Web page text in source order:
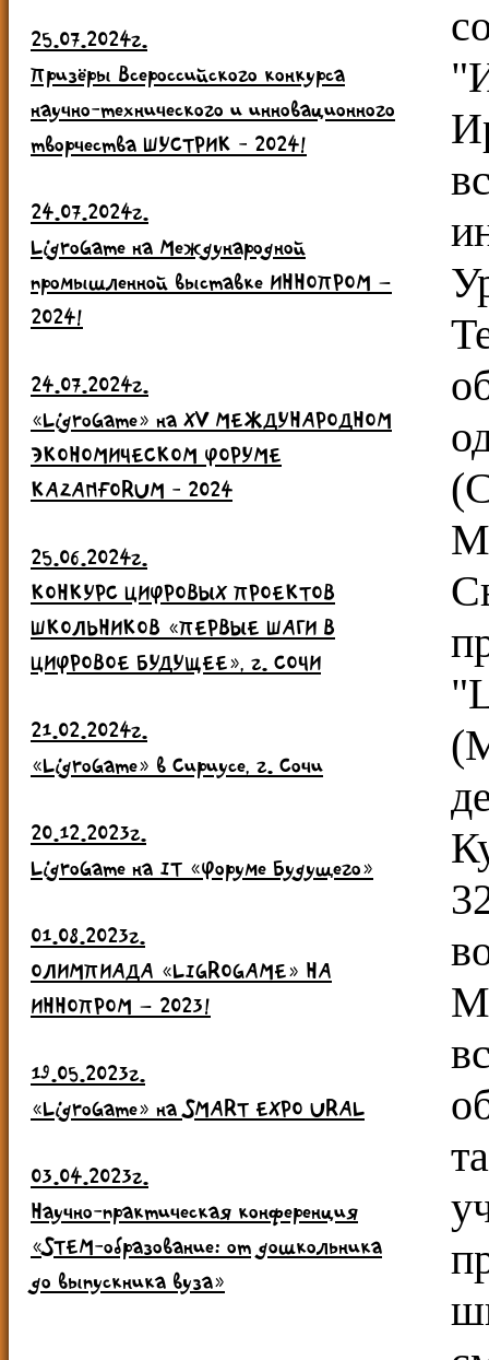
25.07.2024г.
Призёры Всероссийского конкурса
научно-технического и инновационного
творчества ШУСТРИК - 2024!
24.07.2024г.
LigroGame на Международной
промышленной выставке ИННОПРОМ –
2024!
24.07.2024г.
«LigroGame» на ХV МЕЖДУНАРОДНОМ
ЭКОНОМИЧЕСКОМ ФОРУМЕ
KAZANFORUM - 2024
25.06.2024г.
КОНКУРС ЦИФРОВЫХ ПРОЕКТОВ
ШКОЛЬНИКОВ «ПЕРВЫЕ ШАГИ В
ЦИФРОВОЕ БУДУЩЕЕ», г. СОЧИ
21.02.2024г.
«LigroGame» в Сириусе, г. Сочи
20.12.2023г.
LigroGame на IT «Форуме Будущего»
01.08.2023г.
ОЛИМПИАДА «LIGROGAME» НА
ИННОПРОМ – 2023!
19.05.2023г.
«LigroGame» на SMART EXPO URAL
03.04.2023г.
Научно-практическая конференция
«STEM-образование: от дошкольника
до выпускника вуза»